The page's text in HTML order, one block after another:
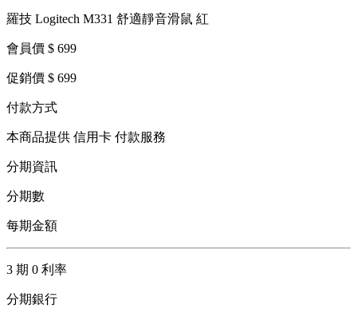
羅技 Logitech M331 舒適靜音滑鼠 紅
會員價 $ 699
促銷價 $ 699
付款方式
本商品提供 信用卡 付款服務
分期資訊
分期數
每期金額
3 期 0 利率
分期銀行